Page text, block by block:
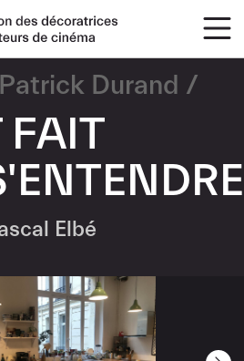
Patrick Durand
FAIT
Elbé